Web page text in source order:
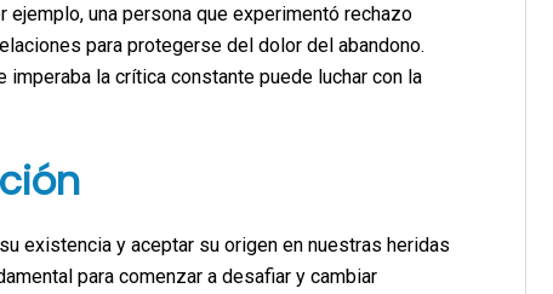
una persona que experimentó rechazo
para protegerse del dolor del abandono.
la crítica constante puede luchar con la
existencia y aceptar su origen en nuestras heridas
para comenzar a desafiar y cambiar